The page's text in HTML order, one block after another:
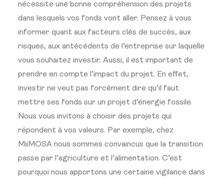
nécessite une bonne compréhension des projets
dans lesquels vos fonds vont aller. Pensez à vous
informer quant aux facteurs clés de succès, aux
risques, aux antécédents de l’entreprise sur laquelle
vous souhaitez investir. Aussi, il est important de
prendre en compte l’impact du projet. En effet,
investir ne veut pas forcément dire qu’il faut
mettre ses fonds sur un projet d’énergie fossile.
Nous vous invitons à choisir des projets qui
répondent à vos valeurs. Par exemple, chez
MiiMOSA nous sommes convaincus que la transition
passe par l’agriculture et l’alimentation. C’est
pourquoi nous apportons une certaine vigilance dans